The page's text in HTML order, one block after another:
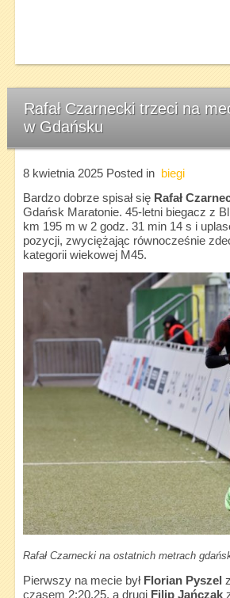
Rafał Czarnecki trzeci na
w Gdańsku
8 kwietnia 2025Posted in
biegi
Bardzo dobrze spisał się Rafał
Gdańsk Maratonie. 45-letni biegacz z
km 195 m w 2 godz. 31 min 14 s i
pozycji, zwyciężając równocześnie
kategorii wiekowej M45.
Rafał Czarnecki na ostatnich metrach
Pierwszy na mecie był Florian Pyszel
czasem 2:20.25, a drugi Filip Jańczak